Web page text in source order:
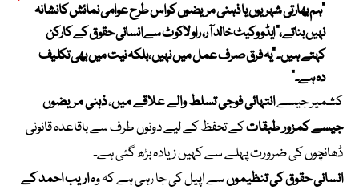
“ہم بھارتی شہریوں یا ذہنی مریضوں کو اس طرح عوامی نمائش کا نشانہ
نہیں بناتے،”ایڈووکیٹ خالد آر،راولاکوٹ سے انسانی حقوق کے کارکن
کہتے ہیں۔ “یہ فرق صرف عمل میں نہیں، بلکہ نیت میں بھی تکلیف
دہ ہے۔”
کشمیر جیسےانتہائی فوجی تسلط والے علاقے میں،ذہنی مریضوں
جیسے کمزور طبقاتکے تحفظ کے لیے دونوں طرف سے باقاعدہ قانونی
ڈھانچوں کی ضرورت پہلے سے کہیں زیادہ بڑھ گئی ہے۔
انسانی حقوق کی تنظیموںسے اپیل کی جا رہی ہے کہ وہاریب احمد کے